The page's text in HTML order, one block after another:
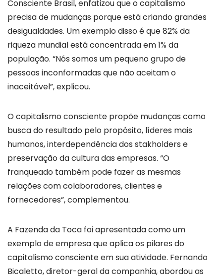
Consciente Brasil, enfatizou que o capitalismo
precisa de mudanças porque está criando grandes
desigualdades. Um exemplo disso é que 82% da
riqueza mundial está concentrada em 1% da
população. “Nós somos um pequeno grupo de
pessoas inconformadas que não aceitam o
inaceitável”, explicou.
O capitalismo consciente propõe mudanças como
busca do resultado pelo propósito, líderes mais
humanos, interdependência dos stakholders e
preservação da cultura das empresas. “O
franqueado também pode fazer as mesmas
relações com colaboradores, clientes e
fornecedores”, complementou.
A Fazenda da Toca foi apresentada como um
exemplo de empresa que aplica os pilares do
capitalismo consciente em sua atividade. Fernando
Bicaletto, diretor-geral da companhia, abordou as